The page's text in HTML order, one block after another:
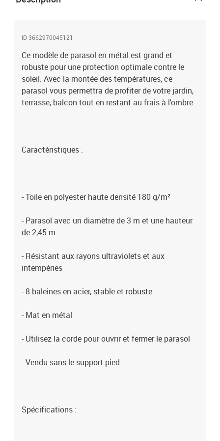
ID 3662970045121
Ce modèle de parasol en métal est grand et
robuste pour une protection optimale contre le
soleil. Avec la montée des températures, ce
parasol vous permettra de profiter de votre jardin,
terrasse, balcon tout en restant au frais à l'ombre.
Caractéristiques :
- Toile en polyester haute densité 180 g/m²
- Parasol avec un diamètre de 3 m et une hauteur
de 2,45 m
- Résistant aux rayons ultraviolets et aux
intempéries
- 8 baleines en acier, stable et robuste
- Mat en métal
- Utilisez la corde pour ouvrir et fermer le parasol
- Vendu sans le support pied
Spécifications :